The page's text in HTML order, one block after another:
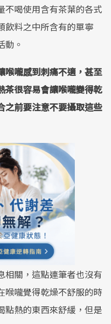
不喝使用含有茶葉的各式
飲料之中所含有的單寧
動。
喉嚨感到刺痛不適，甚至
很容易會讓喉嚨變得乾
之前要注意不要攝取這些
相關，這點連筆者也沒有
喉嚨覺得乾燥不舒服的時
點熱的東西來舒緩，但是